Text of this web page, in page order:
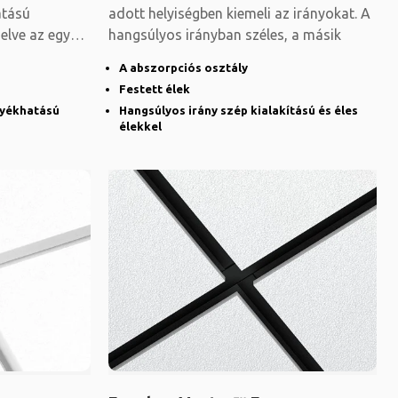
az egyes
adott helyiségben kiemeli az irányokat. A
hangsúlyos irányban széles, a másik
A abszorpciós osztály
Festett élek
Hangsúlyos irány szép kialakítású és éles
élekkel